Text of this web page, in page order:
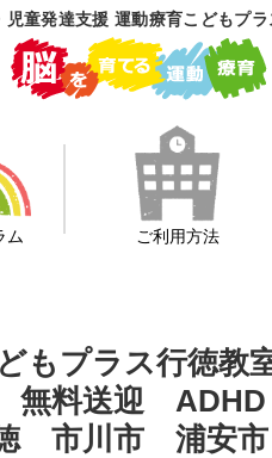
童発達支援 運動療育こどもプ
ム ご利用方法
もプラス行徳教
無料送迎
市川市 浦安